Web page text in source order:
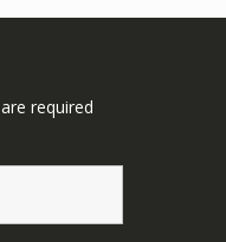
are required